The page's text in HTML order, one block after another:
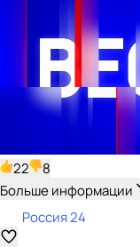
22
8
Больше информации
Россия 24